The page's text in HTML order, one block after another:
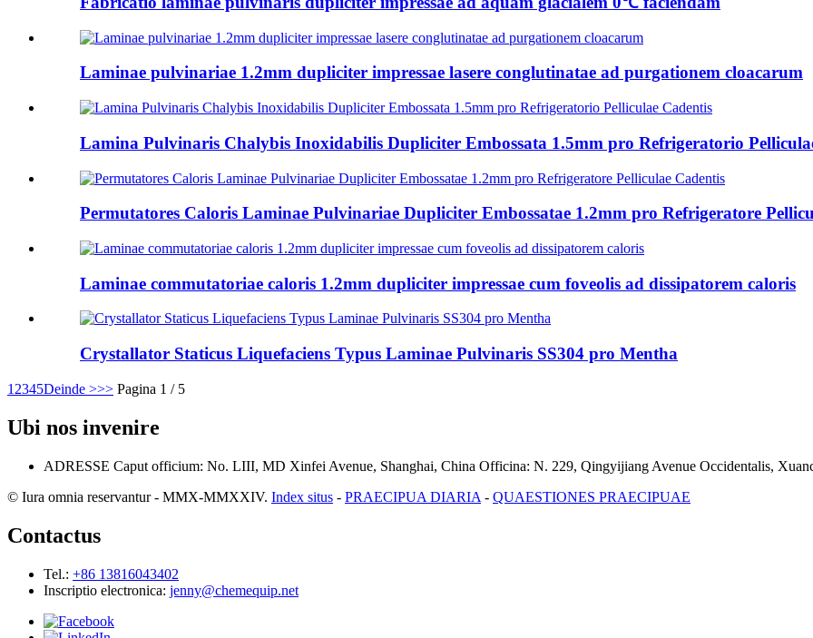
Laminae pulvinariae 1.2mm dupliciter impressae lasere conglutinatae ad purgationem cloacarum
Lamina Pulvinaris Chalybis Inoxidabilis Dupliciter Embossata 1.5mm pro Refrigeratorio
Permutatores Caloris Laminae Pulvinariae Dupliciter Embossatae 1.2mm pro Refrigeratore
Laminae commutatoriae caloris 1.2mm dupliciter impressae cum foveolis ad dissipatorem caloris
Crystallator Staticus Liquefaciens Typus Laminae Pulvinaris SS304 pro Mentha
1 2345Deinde >>> Pagina 1 / 5
Ubi nos invenire
ADRESSE Caput officium: No. LIII, MD Xinfei Avenue, Shanghai, China Officina: N. 229, Qingyijiang Avenue Occidentalis,
© Iura omnia reservantur - MMX-MMXXIV. Index situs - PRAECIPUA DIARIA - QUAESTIONES PRAECIPUAE
Contactus
Tel.: +86 13816043402
Inscriptio electronica: jenny@chemequip.net